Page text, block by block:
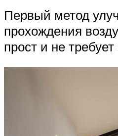
Первый метод
прохождения
прост и не